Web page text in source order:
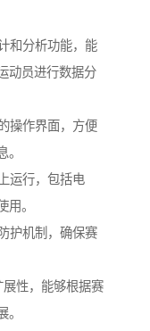
和分析功能，能
动员进行数据分
操作界面，方便
运行，包括电
用。
护机制，确保赛
性，能够根据赛